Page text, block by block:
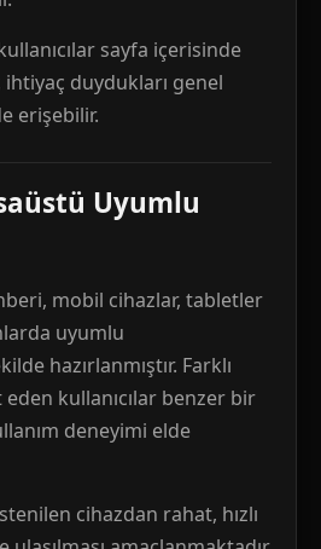
sayfa içerisinde
duydukları genel
erişebilir.
Uyumlu
mobil cihazlar, tabletler
uyumlu
hazırlanmıştır. Farklı
kullanıcılar benzer bir
deneyimi elde
cihazdan rahat, hızlı